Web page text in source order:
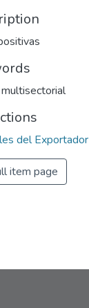
del Exportador
item page